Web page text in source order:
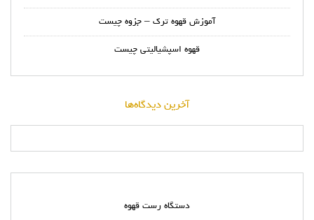
آموزش قهوه ترک – جزوه چیست
قهوه اسپشیالیتی چیست
آخرین دیدگاه‌ها
دستگاه رست قهوه